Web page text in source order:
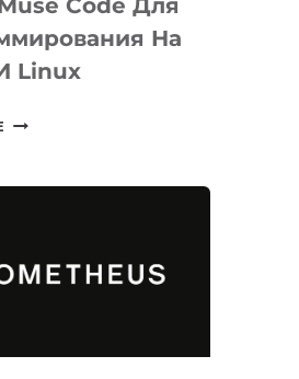
Code Для
На
Linux
META
ДЛЯ